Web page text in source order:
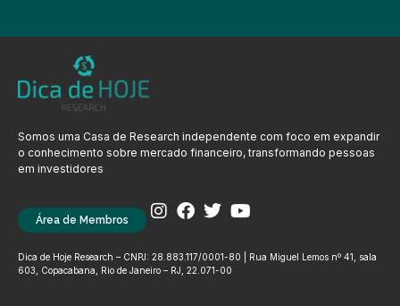
Somos uma Casa de Research independente com foco em expandir
o conhecimento sobre mercado financeiro, transformando pessoas
em investidores
Área de Membros
Dica de Hoje Research – CNPJ: 28.883.117/0001-80 | Rua Miguel Lemos nº 41, sala
603, Copacabana, Rio de Janeiro – RJ, 22.071-00